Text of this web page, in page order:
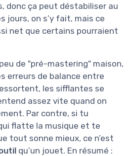
donc ça peut déstabiliser au
jours, on s’y fait, mais ce
net que certains pourraient
de "pré-mastering" maison,
erreurs de balance entre
les sifflantes se
assez vite quand on
Par contre, si tu
flatte la musique et te
tout sonne mieux, ce n’est
qu’un jouet. En résumé :